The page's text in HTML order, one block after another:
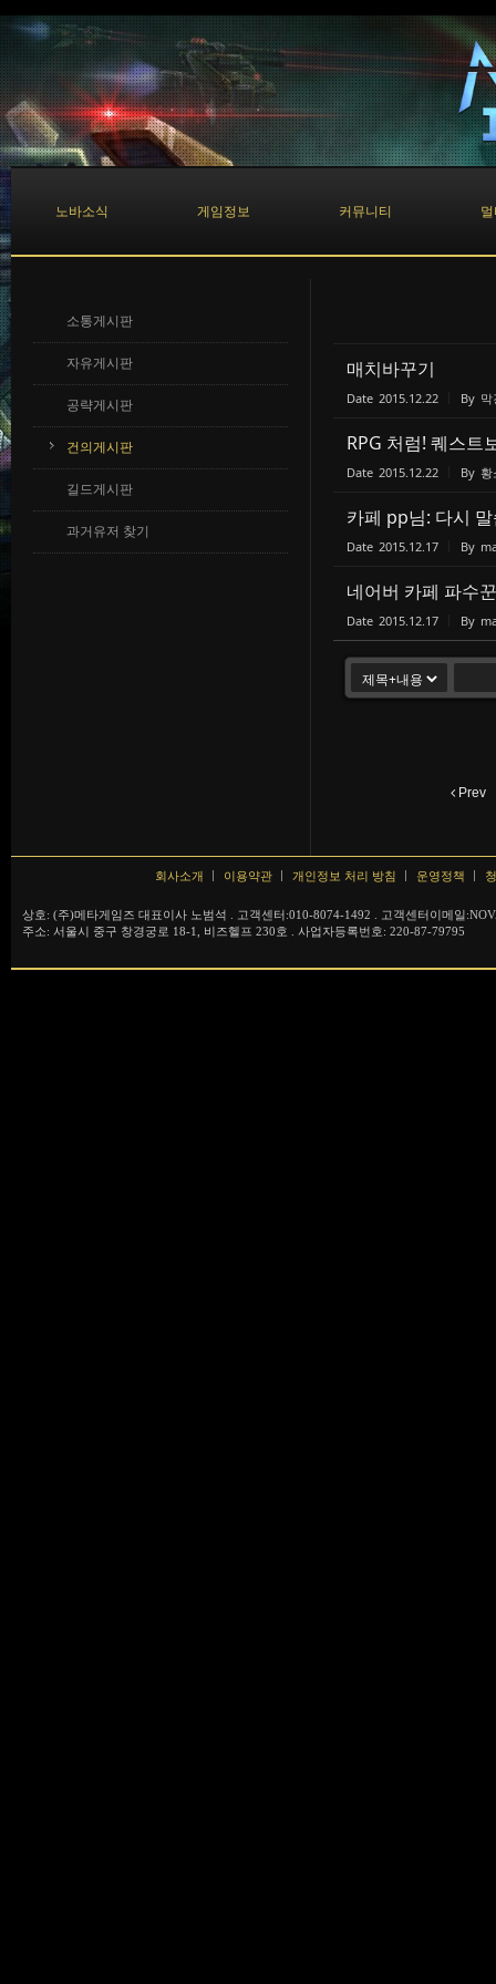
노바소식 게임정보 커뮤니티
소통게시판
자유게시판
공략게시판
건의게시판
길드게시판
과거유저 찾기
매치바꾸기
Date 2015.12.22 By
RPG 처럼! 퀘스트
Date 2015.12.22 By 황
카페 pp님: 다시
Date 2015.12.17 By
네어버 카페 파수
Date 2015.12.17 By
Prev
회사소개 이용약관 개인정보 처리 방침 운영정책
상호: (주)메타게임즈 대표이사 노범석 . 고객센터:010-8074-1492 . 고객센터이메일
주소: 서울시 중구 창경궁로 18-1, 비즈헬프 230호 . 사업자등록번호: 220-87-79795
Sketchbook5, 스케치북5
Sketchbook5, 스케치북5